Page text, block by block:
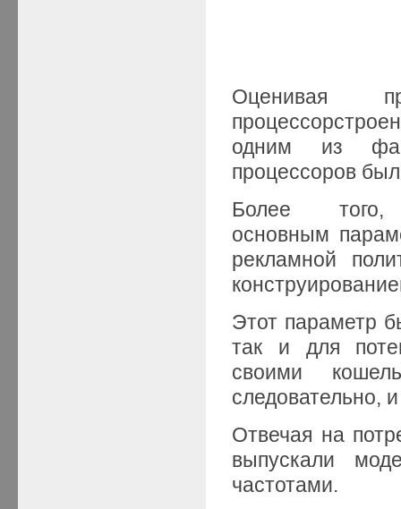
Оценивая
одним из
процессоров
Более
основным
рекламной
Этот параметр
так и для
своими
следовательно,
Отвечая на
выпускали
частотами.